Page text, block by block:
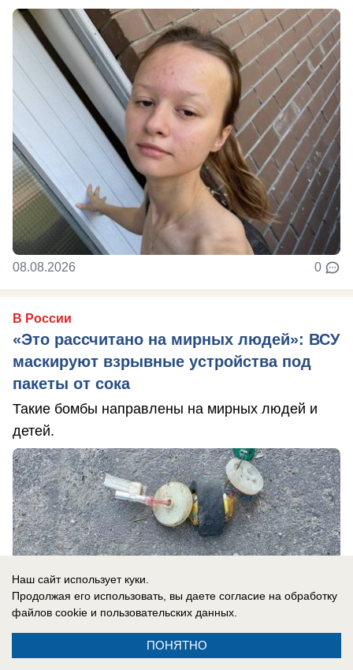
08.08.2026 0
В России
«Это рассчитано на мирных людей»: ВСУ
маскируют взрывные устройства под
пакеты от сока
Такие бомбы направлены на мирных людей и
детей.
Наш сайт использует куки.
Продолжая его использовать, вы даете согласие на обработку
файлов cookie и пользовательских данных.
ПОНЯТНО